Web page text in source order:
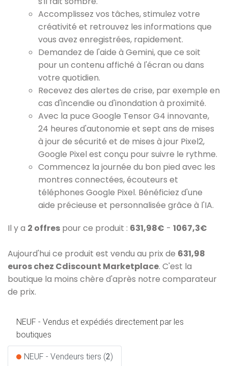
Accomplissez vos tâches, stimulez votre
créativité et retrouvez les informations que
vous avez enregistrées, rapidement.
Demandez de l'aide à Gemini, que ce soit
pour un contenu affiché à l'écran ou dans
votre quotidien.
Recevez des alertes de crise, par exemple en
cas d'incendie ou d'inondation à proximité.
Avec la puce Google Tensor G4 innovante,
24 heures d'autonomie et sept ans de mises
à jour de sécurité et de mises à jour Pixel2,
Google Pixel est conçu pour suivre le rythme.
Commencez la journée du bon pied avec les
montres connectées, écouteurs et
téléphones Google Pixel. Bénéficiez d'une
aide précieuse et personnalisée grâce à l'IA.
Il y a 2 offres pour ce produit : 631,98€ - 1067,3€
Aujourd'hui ce produit est vendu au prix de 631,98
euros chez Cdiscount Marketplace. C'est la
boutique la moins chère d'après notre comparateur
de prix.
NEUF - Vendus et expédiés directement par les
boutiques
NEUF - Vendeurs tiers (2)